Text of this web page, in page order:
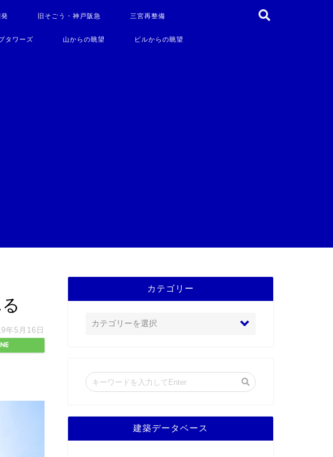
旧そごう・神戸阪急 三宮再整備
タワーズ 山からの眺望 ビルからの眺望
年5月16日
カテゴリー
建築データベース